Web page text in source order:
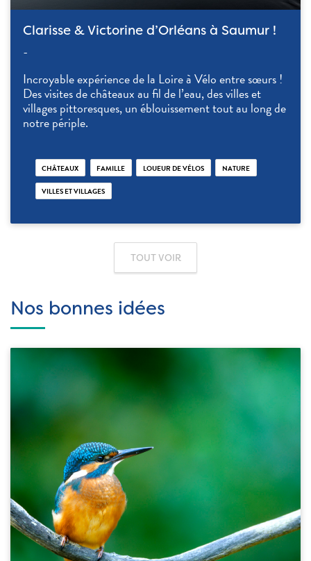
Clarisse & Victorine d’Orléans à Saumur !
-
Incroyable expérience de la Loire à Vélo entre sœurs !
Des visites de châteaux au fil de l’eau, des villes et
villages pittoresques, un éblouissement tout au long de
notre périple.
CHÂTEAUX FAMILLE LOUEUR DE VÉLOS NATURE
VILLES ET VILLAGES
TOUT VOIR
Nos bonnes idées